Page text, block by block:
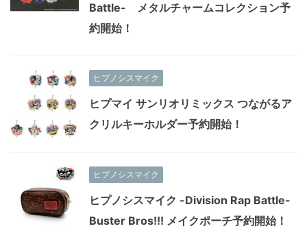
Battle- メタルチャームコレクション予
約開始！
ヒプノシスマイク
ヒプマイ サンリオリミックス つながるア
クリルキーホルダー予約開始！
ヒプノシスマイク
ヒプノシスマイク -Division Rap Battle-
Buster Bros!!! メイクポーチ予約開始！